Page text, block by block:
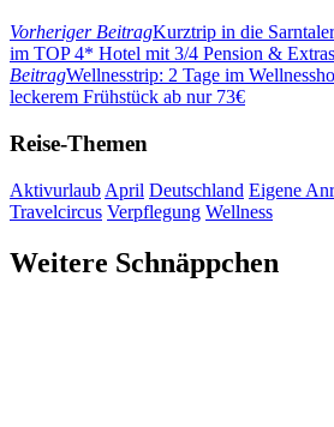
Vorheriger BeitragKurztrip in die
im TOP 4* Hotel mit 3/4 Pension &
BeitragWellnesstrip: 2 Tage im
leckerem Frühstück ab nur 73€
Reise-Themen
Aktivurlaub April Deutschland Eigene
Travelcircus Verpflegung Wellness
Weitere Schnäppchen